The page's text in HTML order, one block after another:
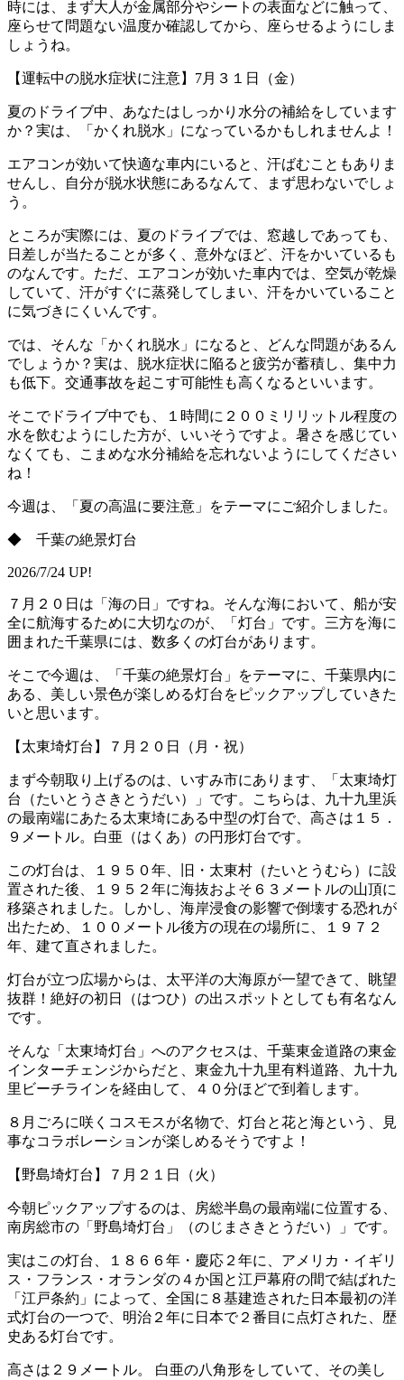
時には、まず大人が金属部分やシートの表面などに触って、
座らせて問題ない温度か確認してから、座らせるようにしま
しょうね。
【運転中の脱水症状に注意】7月３１日（金）
夏のドライブ中、あなたはしっかり水分の補給をしています
か？実は、「かくれ脱水」になっているかもしれませんよ！
エアコンが効いて快適な車内にいると、汗ばむこともありま
せんし、自分が脱水状態にあるなんて、まず思わないでしょ
う。
ところが実際には、夏のドライブでは、窓越しであっても、
日差しが当たることが多く、意外なほど、汗をかいているも
のなんです。ただ、エアコンが効いた車内では、空気が乾燥
していて、汗がすぐに蒸発してしまい、汗をかいていること
に気づきにくいんです。
では、そんな「かくれ脱水」になると、どんな問題があるん
でしょうか？実は、脱水症状に陥ると疲労が蓄積し、集中力
も低下。交通事故を起こす可能性も高くなるといいます。
そこでドライブ中でも、１時間に２００ミリリットル程度の
水を飲むようにした方が、いいそうですよ。暑さを感じてい
なくても、こまめな水分補給を忘れないようにしてください
ね！
今週は、「夏の高温に要注意」をテーマにご紹介しました。
◆ 千葉の絶景灯台
2026/7/24 UP!
７月２０日は「海の日」ですね。そんな海において、船が安
全に航海するために大切なのが、「灯台」です。三方を海に
囲まれた千葉県には、数多くの灯台があります。
そこで今週は、「千葉の絶景灯台」をテーマに、千葉県内に
ある、美しい景色が楽しめる灯台をピックアップしていきた
いと思います。
【太東埼灯台】７月２０日（月・祝）
まず今朝取り上げるのは、いすみ市にあります、「太東埼灯
台（たいとうさきとうだい）」です。こちらは、九十九里浜
の最南端にあたる太東埼にある中型の灯台で、高さは１５．
９メートル。白亜（はくあ）の円形灯台です。
この灯台は、１９５０年、旧・太東村（たいとうむら）に設
置された後、１９５２年に海抜およそ６３メートルの山頂に
移築されました。しかし、海岸浸食の影響で倒壊する恐れが
出たため、１００メートル後方の現在の場所に、１９７２
年、建て直されました。
灯台が立つ広場からは、太平洋の大海原が一望できて、眺望
抜群！絶好の初日（はつひ）の出スポットとしても有名なん
です。
そんな「太東埼灯台」へのアクセスは、千葉東金道路の東金
インターチェンジからだと、東金九十九里有料道路、九十九
里ビーチラインを経由して、４０分ほどで到着します。
８月ごろに咲くコスモスが名物で、灯台と花と海という、見
事なコラボレーションが楽しめるそうですよ！
【野島埼灯台】７月２１日（火）
今朝ピックアップするのは、房総半島の最南端に位置する、
南房総市の「野島埼灯台」（のじまさきとうだい）」です。
実はこの灯台、１８６６年・慶応２年に、アメリカ・イギリ
ス・フランス・オランダの４か国と江戸幕府の間で結ばれた
「江戸条約」によって、全国に８基建造された日本最初の洋
式灯台の一つで、明治２年に日本で２番目に点灯された、歴
史ある灯台です。
高さは２９メートル。 白亜の八角形をしていて、その美し